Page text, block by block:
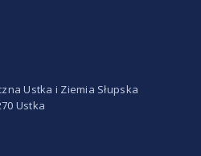
Ustka i Ziemia Słupska
Ustka